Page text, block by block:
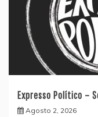
Expresso Político –
Agosto 2, 2026